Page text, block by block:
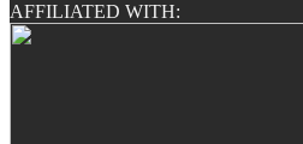
AFFILIATED WITH: